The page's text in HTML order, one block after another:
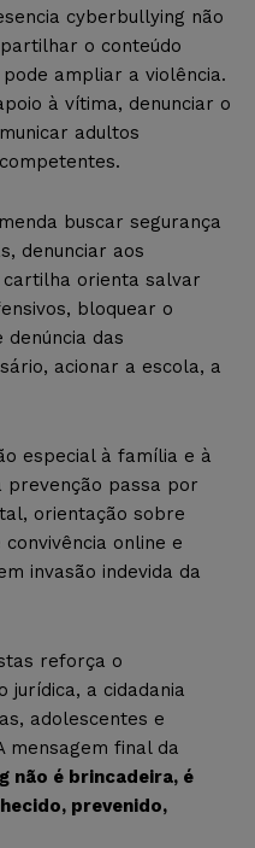
cyberbullying não
o conteúdo
ampliar a violência.
à vítima, denunciar o
adultos
buscar segurança
denunciar aos
cartilha orienta salvar
bloquear o
denúncia das
acionar a escola, a
especial à família e à
prevenção passa por
orientação sobre
online e
invasão indevida da
reforça o
jurídica, a cidadania
adolescentes e
mensagem final da
não é brincadeira, é
prevenido,